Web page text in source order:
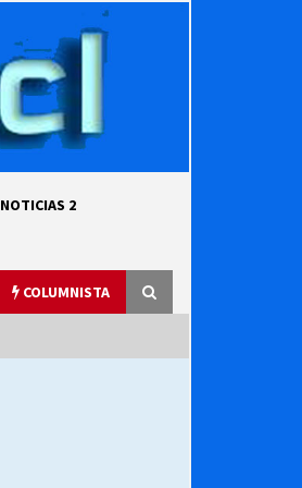
NOTICIAS 2
COLUMNISTA